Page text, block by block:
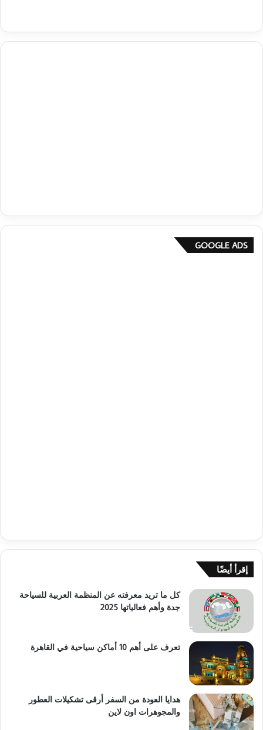
GOOGLE ADS
إقرأ أيضًا
كل ما تريد معرفته عن المنظمة العربية للسياحة
جدة وأهم فعالياتها 2025
تعرف على أهم 10 أماكن سياحية في القاهرة
هدايا العودة من السفر أرقى تشكيلات العطور
والمجوهرات اون لاين